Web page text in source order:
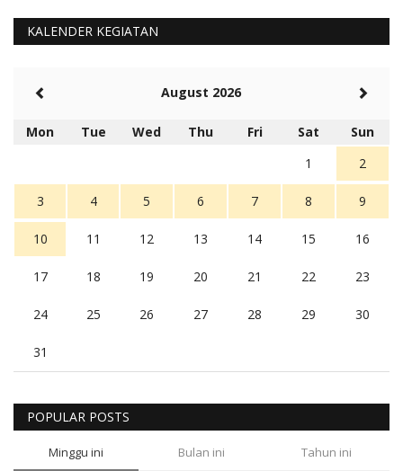
KALENDER KEGIATAN
August 2026
Mon Tue Wed Thu Fri Sat
Sun
1
2
3 4 5 6 7 8 9
10 11 12 13 14 15 16
17 18 19 20 21 22 23
24 25 26 27 28 29 30
31
POPULAR POSTS
Minggu ini Bulan ini Tahun ini